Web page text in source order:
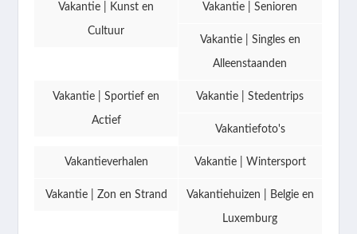
Vakantie | Kunst en
Cultuur
Vakantie | Senioren
Vakantie | Singles en
Alleenstaanden
Vakantie | Sportief en
Actief
Vakantie | Stedentrips
Vakantiefoto's
Vakantieverhalen Vakantie | Wintersport
Vakantie | Zon en Strand Vakantiehuizen | Belgie en
Luxemburg